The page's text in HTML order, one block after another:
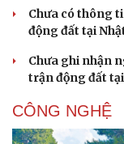
Chưa có thông
động đất tại
Chưa ghi nhận
trận động đất
CÔNG NGHỆ